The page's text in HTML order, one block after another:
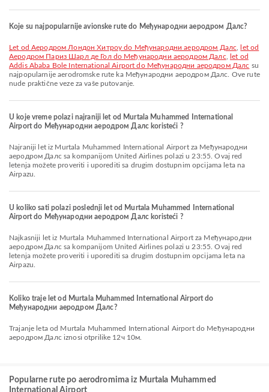
Koje su najpopularnije avionske rute do Међународни аеродром Далс?
let od Аеродром Лондон Хитроу do Међународни аеродром Далс
let od
Aеродром Париз Шарл де Гол do Међународни аеродром Далс
let od
Addis Ababa Bole International Airport do Међународни аеродром Далс su
najpopularnije aerodromske rute ka Међународни аеродром Далс. Ove rute
nude praktične veze za vaše putovanje.
U koje vreme polazi najraniji let od Murtala Muhammed International
Airport do Међународни аеродром Далс koristeći ?
Najraniji let iz Murtala Muhammed International Airport za Међународни
аеродром Далс sa kompanijom United Airlines polazi u 23:55. Ovaj red
letenja možete proveriti i uporediti sa drugim dostupnim opcijama leta na
Airpazu.
U koliko sati polazi poslednji let od Murtala Muhammed International
Airport do Међународни аеродром Далс koristeći ?
Najkasniji let iz Murtala Muhammed International Airport za Међународни
аеродром Далс sa kompanijom United Airlines polazi u 23:55. Ovaj red
letenja možete proveriti i uporediti sa drugim dostupnim opcijama leta na
Airpazu.
Koliko traje let od Murtala Muhammed International Airport do
Међународни аеродром Далс?
Trajanje leta od Murtala Muhammed International Airport do Међународни
аеродром Далс iznosi otprilike 12ч 10м.
Popularne rute po aerodromima iz Murtala Muhammed
International Airport